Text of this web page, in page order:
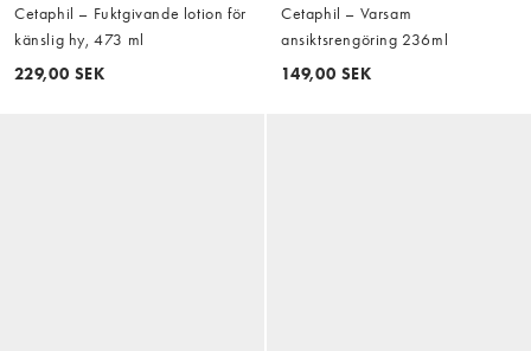
Cetaphil – Fuktgivande lotion för
känslig hy, 473 ml
229,00 SEK
Cetaphil – Varsam
ansiktsrengöring 236ml
149,00 SEK